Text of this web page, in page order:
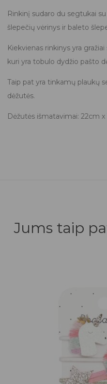
Rinkinį sudaro du segtukai
šlepečių vėrinys ir baleto
Kiekvienas rinkinys yra
kuri yra tobulo dydžio pašto
Taip pat yra tinkamų plaukų
dėžutės.
Dėžutės išmatavimai: 22cm x
Jums taip